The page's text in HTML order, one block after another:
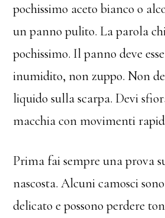
pochissimo aceto bianco o
un panno pulito. La parola
pochissimo. Il panno deve
inumidito, non zuppo. Non
liquido sulla scarpa. Devi
macchia con movimenti
Prima fai sempre una prova
nascosta. Alcuni camosci
delicato e possono perdere